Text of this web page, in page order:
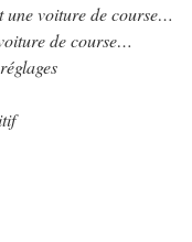
une voiture de course…
de course…